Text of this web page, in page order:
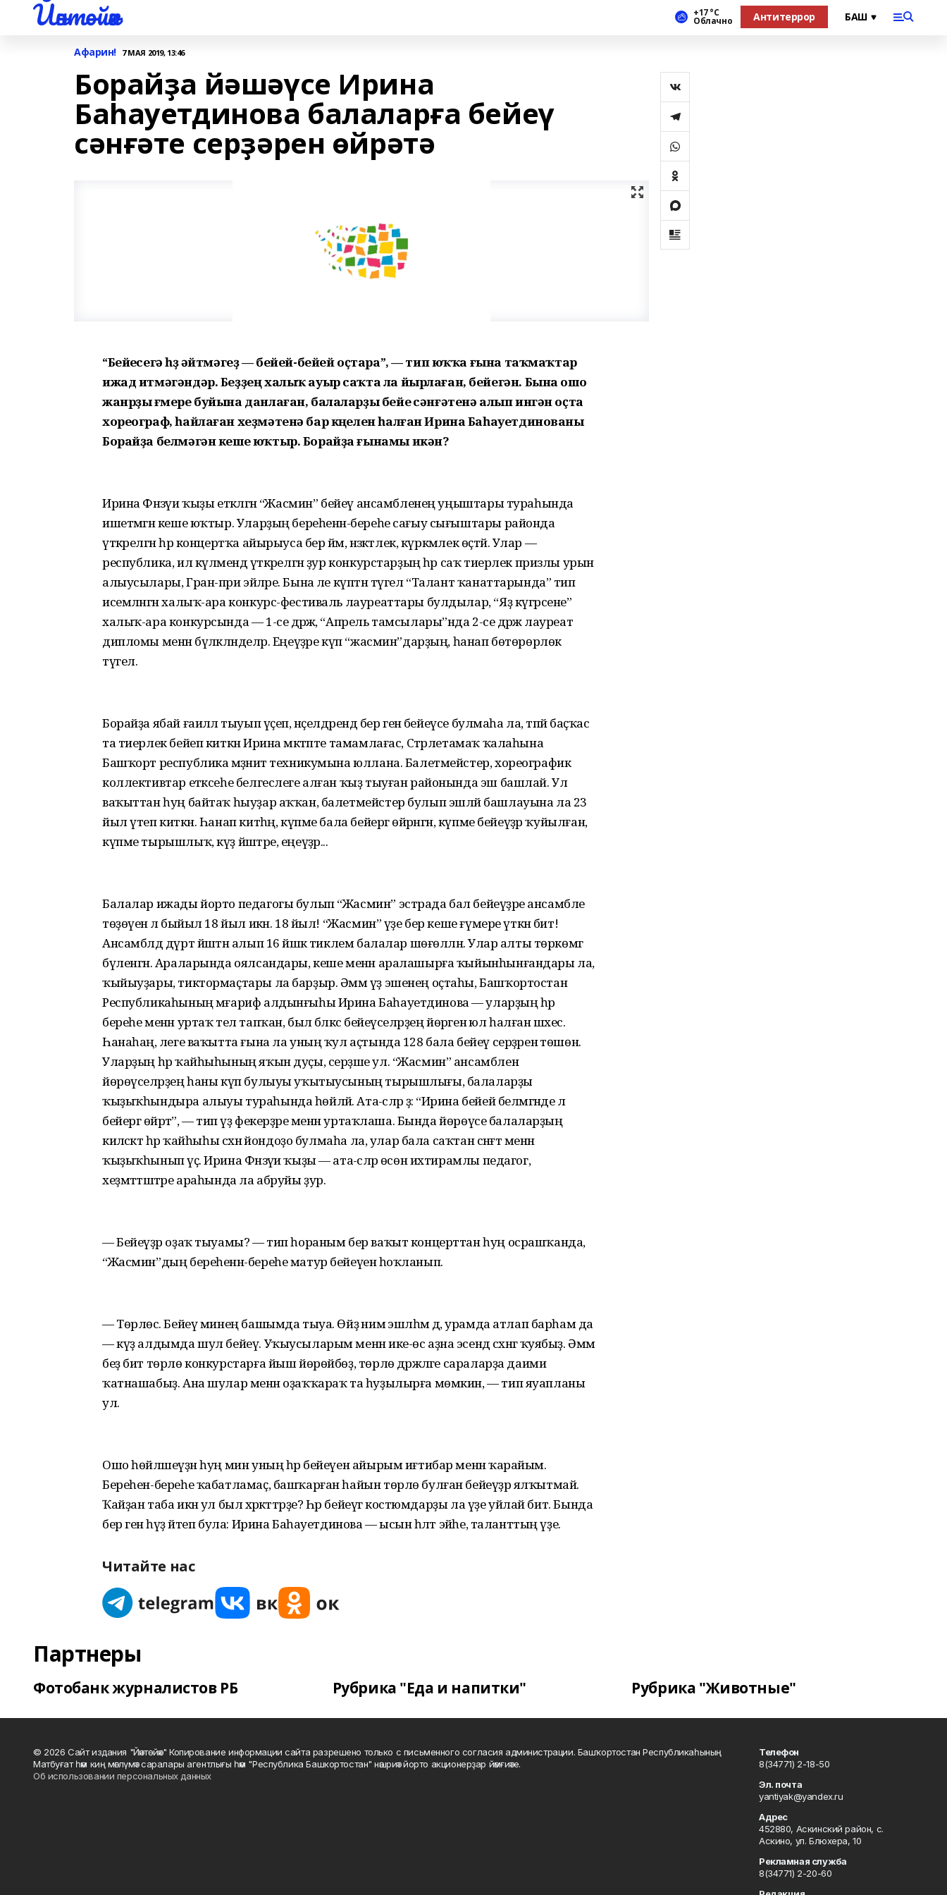
Йәнтөйәк +17 °С
Облачно Антитеррор
Афарин! 7 МАЯ 2019, 13:46
Борайҙа йәшәүсе Ирина
Баһауетдинова балаларға бейеү
сәнғәте серҙәрен өйрәтә
“Бейеүсегә һүҙ әйтмәгеҙ — бейей-бейей оҫтара”, — тип юҡҡа ғына таҡмаҡтар
ижад итмәгәндәр. Беҙҙең халыҡ ауыр саҡта ла йырлаған, бейегән. Бына ошо
жанрҙы ғүмере буйына данлаған, балаларҙы бейеү сәнғәтенә алып ингән оҫта
хореограф, һайлаған хеҙмәтенә бар күңелен һалған Ирина Баһауетдинованы
Борайҙа белмәгән кеше юҡтыр. Борайҙа ғынамы икән?
Ирина Фәнзәүи ҡыҙы етәкләгән “Жасмин” бейеү ансамбленең уңыштары тураһында
ишетмәгән кеше юҡтыр. Уларҙың береһенән-береһе сағыу сығыштары районда
үткәрелгән һәр концертҡа айырыуса бер йәм, нәзәкәтлек, күркәмлек өҫтәй. Улар —
республика, ил күләмендә үткәрелгән ҙур конкурстарҙың һәр саҡ тиерлек призлы урын
алыусылары, Гран-при эйәләре. Бына әле күптән түгел “Талант ҡанаттарында” тип
исемләнгән халыҡ-ара конкурс-фестиваль лауреаттары булдылар, “Яҙ күгәрсене”
халыҡ-ара конкурсында — 1-се дәрәжә, “Апрель тамсылары”нда 2-се дәрәжә лауреат
дипломы менән бүләкләнделәр. Еңеүҙәре күп “жасмин”дарҙың, һанап бөтөрөрлөк
түгел.
Борайҙа ябай ғаиләлә тыуып үҫеп, нәҫелдәрендә бер генә бейеүсе булмаһа ла, тәпәй баҫҡас
та тиерлек бейеп киткән Ирина мәктәпте тамамлағас, Стәрлетамаҡ ҡалаһына
Башҡорт республика мәҙәниәт техникумына юллана. Балетмейстер, хореографик
коллективтар етәксеһе белгеслеге алған ҡыҙ тыуған районында эш башлай. Ул
ваҡыттан һуң байтаҡ һыуҙар аҡҡан, балетмейстер булып эшләй башлауына ла 23
йыл үтеп киткән. Һанап китһәң, күпме бала бейергә өйрәнгән, күпме бейеүҙәр ҡуйылған,
күпме тырышлыҡ, күҙ йәштәре, еңеүҙәр...
Балалар ижады йорто педагогы булып “Жасмин” эстрада бал бейеүҙәре ансамбле
төҙөүенә лә быйыл 18 йыл икән. 18 йыл! “Жасмин” үҙе бер кеше ғүмере үткән бит!
Ансамблдә дүрт йәштән алып 16 йәшкә тиклем балалар шөғөлләнә. Улар алты төркөмгә
бүленгән. Араларында оялсандары, кеше менән аралашырға ҡыйынһынғандары ла,
ҡыйыуҙары, тиктормаҫтары ла барҙыр. Әммә үҙ эшенең оҫтаһы, Башҡортостан
Республикаһының мәғариф алдынғыһы Ирина Баһауетдинова — уларҙың һәр
береһе менән уртаҡ тел тапҡан, был бәләкәс бейеүселәрҙең йөрәгенә юл һалған шәхес.
Һанаһаң, әлеге ваҡытта ғына ла уның ҡул аҫтында 128 бала бейеү серҙәренә төшөнә.
Уларҙың һәр ҡайһыһының яҡын дуҫы, серҙәше ул. “Жасмин” ансамбленә
йөрөүселәрҙең һаны күп булыуы уҡытыусының тырышлығы, балаларҙы
ҡыҙыҡһындыра алыуы тураһында һөйләй. Ата-әсәләр ҙә: “Ирина бейей белмәгәнде лә
бейергә өйрәтә”, — тип үҙ фекерҙәре менән уртаҡлаша. Бында йөрөүсе балаларҙың
киләсәктә һәр ҡайһыһы сәхнә йондоҙо булмаһа ла, улар бала саҡтан сәнғәт менән
ҡыҙыҡһынып үҫә. Ирина Фәнзәүи ҡыҙы — ата-әсәләр өсөн ихтирамлы педагог,
хеҙмәттәштәре араһында ла абруйы ҙур.
— Бейеүҙәр оҙаҡ тыуамы? — тип һораным бер ваҡыт концерттан һуң осрашҡанда,
“Жасмин”дың береһенән-береһе матур бейеүенә һоҡланып.
— Төрлөсә. Бейеү минең башымда тыуа. Өйҙә нимә эшләһәм дә, урамда атлап барһам да
— күҙ алдымда шул бейеү. Уҡыусыларым менән ике-өс аҙна эсендә сәхнәгә ҡуябыҙ. Әммә
беҙ бит төрлө конкурстарға йыш йөрөйбөҙ, төрлө дәрәжәләге сараларҙа даими
ҡатнашабыҙ. Ана шулар менән оҙаҡҡараҡ та һуҙылырға мөмкин, — тип яуапланы
ул.
Ошо һөйләшеүҙән һуң мин уның һәр бейеүен айырым иғтибар менән ҡарайым.
Береһен-береһе ҡабатламаҫ, башҡарған һайын төрлө булған бейеүҙәр ялҡытмай.
Ҡайҙан таба икән ул был хәрәкәттәрҙе? Һәр бейеүгә костюмдарҙы ла үҙе уйлай бит. Бында
бер генә һүҙ әйтеп була: Ирина Баһауетдинова — ысын һәләт эйәһе, таланттың үҙе.
Читайте нас
Партнеры
Фотобанк журналистов РБ Рубрика "Еда и напитки" Рубрика "Животные"
© 2026 Сайт издания "Йәнтөйәк" Копирование информации сайта разрешено только с письменного согласия администрации. Башҡортостан Республикаһының
Матбуғат һәм киң мәғлүмәт саралары агентлығы һәм "Республика Башкортостан" нәшриәт йорто акционерҙар йәмғиәте.
Об использовании персональных данных
Телефон
8(34771) 2-18-50
Эл. почта
yantiyak@yandex.ru
Адрес
452880, Аскинский район, с.
Аскино, ул. Блюхера, 10
Рекламная служба
8(34771) 2-20-60